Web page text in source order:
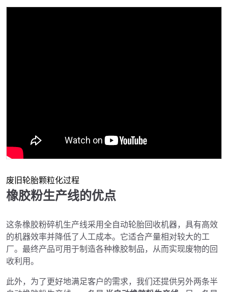
废旧轮胎颗粒化过程
橡胶粉生产线的优点
这条橡胶粉碎机生产线采用全自动轮胎回收机器，具有高效
的机器效率并降低了人工成本。它适合产量相对较大的工
厂。最终产品可用于制造各种橡胶制品，从而实现废物的回
收利用。
此外，为了更好地满足客户的需求，我们还提供另外两条半